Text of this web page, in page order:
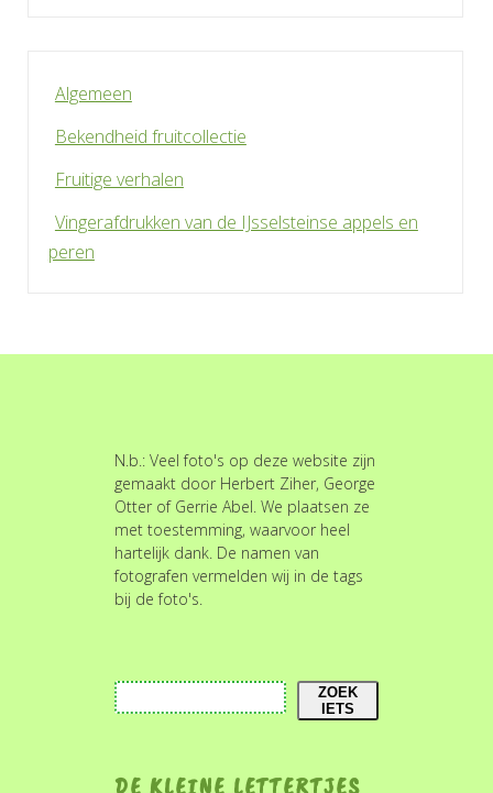
Algemeen
Bekendheid fruitcollectie
Fruitige verhalen
Vingerafdrukken van de IJsselsteinse appels en
peren
N.b.: Veel foto's op deze website zijn
gemaakt door Herbert Ziher, George
Otter of Gerrie Abel. We plaatsen ze
met toestemming, waarvoor heel
hartelijk dank. De namen van
fotografen vermelden wij in de tags
bij de foto's.
Zoeken
ZOEK
IETS
DE KLEINE LETTERTJES